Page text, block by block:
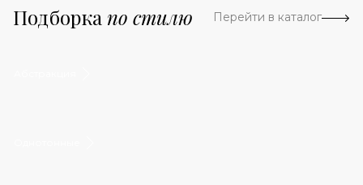
Подборка по стилю Перейти в каталог